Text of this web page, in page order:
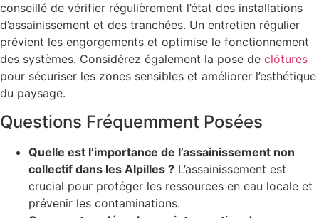
conseillé de vérifier régulièrement l’état des installations
d’assainissement et des tranchées. Un entretien régulier
prévient les engorgements et optimise le fonctionnement
des systèmes. Considérez également la pose de clôtures
pour sécuriser les zones sensibles et améliorer l’esthétique
du paysage.
Questions Fréquemment Posées
Quelle est l’importance de l’assainissement non
collectif dans les Alpilles ? L’assainissement est
crucial pour protéger les ressources en eau locale et
prévenir les contaminations.